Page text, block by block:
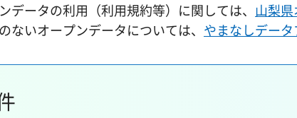
データの利用（利用規約等）に関しては、 山梨
ないオープンデータについては、 やまなしデー